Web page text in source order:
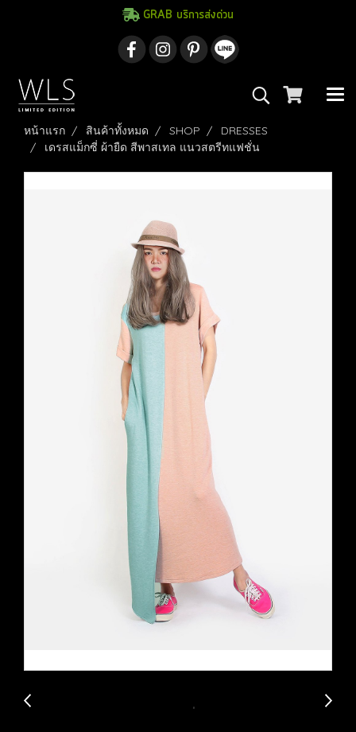
GRAB บริการส่งด่วน
หน้าแรก สินค้าทั้งหมด SHOP
DRESSES
เดรสแม็กซี่ ผ้ายืด สีพาสเทล แนวสตรีทแฟชั่น